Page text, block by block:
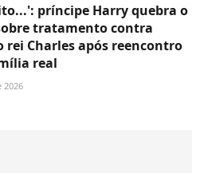
príncipe Harry quebra o
tratamento contra
rei Charles após reencontro
real
2026